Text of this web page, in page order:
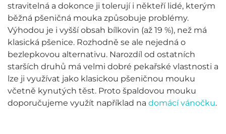
stravitelná a dokonce ji tolerují i někteří lidé, kterým
běžná pšeničná mouka způsobuje problémy.
Výhodou je i vyšší obsah bílkovin (až 19 %), než má
klasická pšenice. Rozhodně se ale nejedná o
bezlepkovou alternativu. Narozdíl od ostatních
starších druhů má velmi dobré pekařské vlastnosti a
lze ji využívat jako klasickou pšeničnou mouku
včetně kynutých těst. Proto špaldovou mouku
doporučujeme využít například na domácí vánočku.